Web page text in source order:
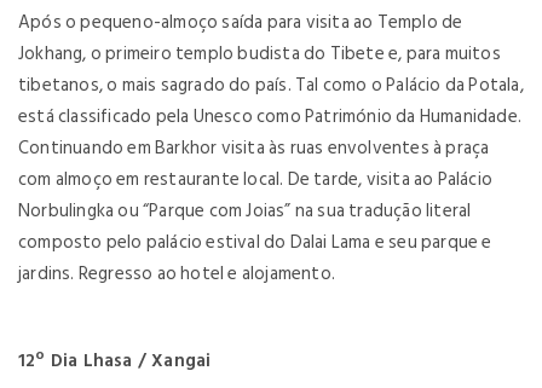
Após o pequeno-almoço saída para visita ao Templo de
Jokhang, o primeiro templo budista do Tibete e, para muitos
tibetanos, o mais sagrado do país. Tal como o Palácio da Potala,
está classificado pela Unesco como Património da Humanidade.
Continuando em Barkhor visita às ruas envolventes à praça
com almoço em restaurante local. De tarde, visita ao Palácio
Norbulingka ou “Parque com Joias” na sua tradução literal
composto pelo palácio estival do Dalai Lama e seu parque e
jardins. Regresso ao hotel e alojamento.
12º Dia Lhasa / Xangai